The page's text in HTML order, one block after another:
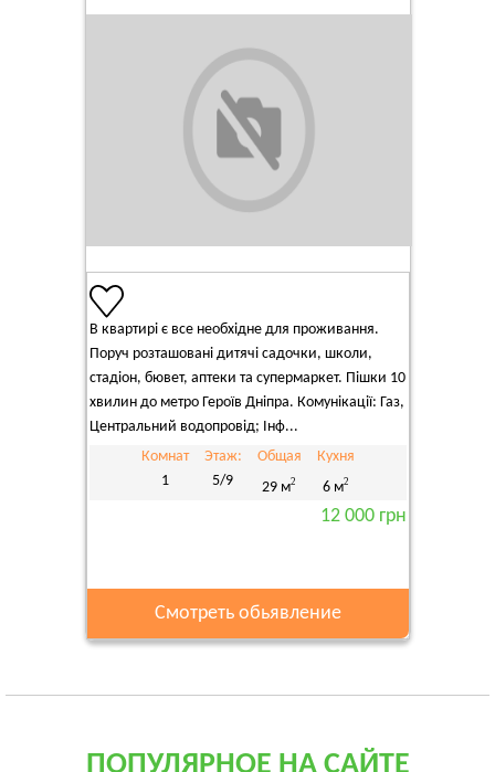
В квартирі є все необхідне для проживання.
Поруч розташовані дитячі садочки, школи,
стадіон, бювет, аптеки та супермаркет. Пішки 10
хвилин до метро Героїв Дніпра. Комунікації: Газ,
Центральний водопровід; Інф...
Комнат
1
Этаж:
5/9
Общая
29 м2
Кухня
6 м2
12 000 грн
Смотреть обьявление
ПОПУЛЯРНОЕ НА САЙТЕ